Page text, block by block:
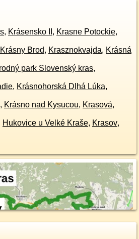
, Krásensko II , Krasne Potockie,
Krásny Brod, Krasznokvajda, Krásná
park Slovenský kras,
, Krásnohorská Dlhá Lúka,
, Krásno nad Kysucou, Krasová,
Hukovice u Velké Kraše, Krasov,